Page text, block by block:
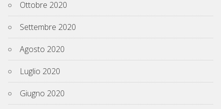
Ottobre 2020
Settembre 2020
Agosto 2020
Luglio 2020
Giugno 2020